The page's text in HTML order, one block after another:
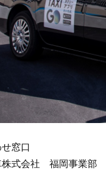
窓口
株式会社 福岡事業部